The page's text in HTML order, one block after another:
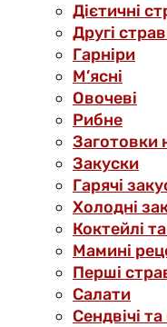
Дієтичні
Другі
Гарніри
М’ясні
Овочеві
Рибне
Заготовки
Закуски
Гарячі
Холодні
Коктейлі
Мамині
Перші
Салати
Сендвічі